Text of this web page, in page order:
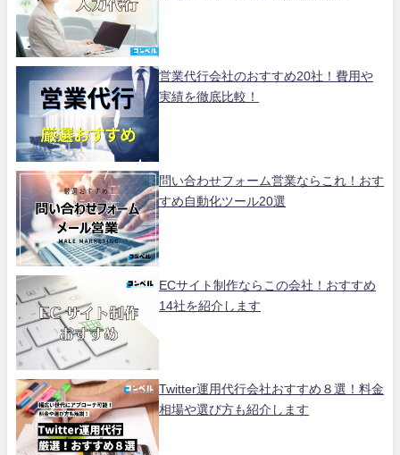
営業代行会社のおすすめ20社！費用や
実績を徹底比較！
問い合わせフォーム営業ならこれ！おす
すめ自動化ツール20選
ECサイト制作ならこの会社！おすすめ
14社を紹介します
Twitter運用代行会社おすすめ８選！料金
相場や選び方も紹介します